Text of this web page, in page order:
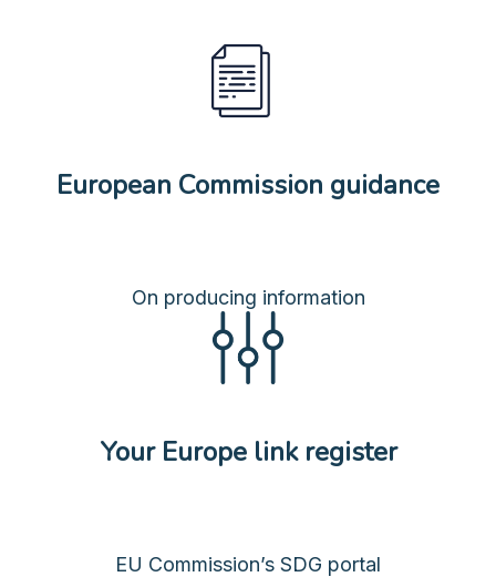
European Commission guidance
On producing information
Your Europe link register
EU Commission’s SDG portal